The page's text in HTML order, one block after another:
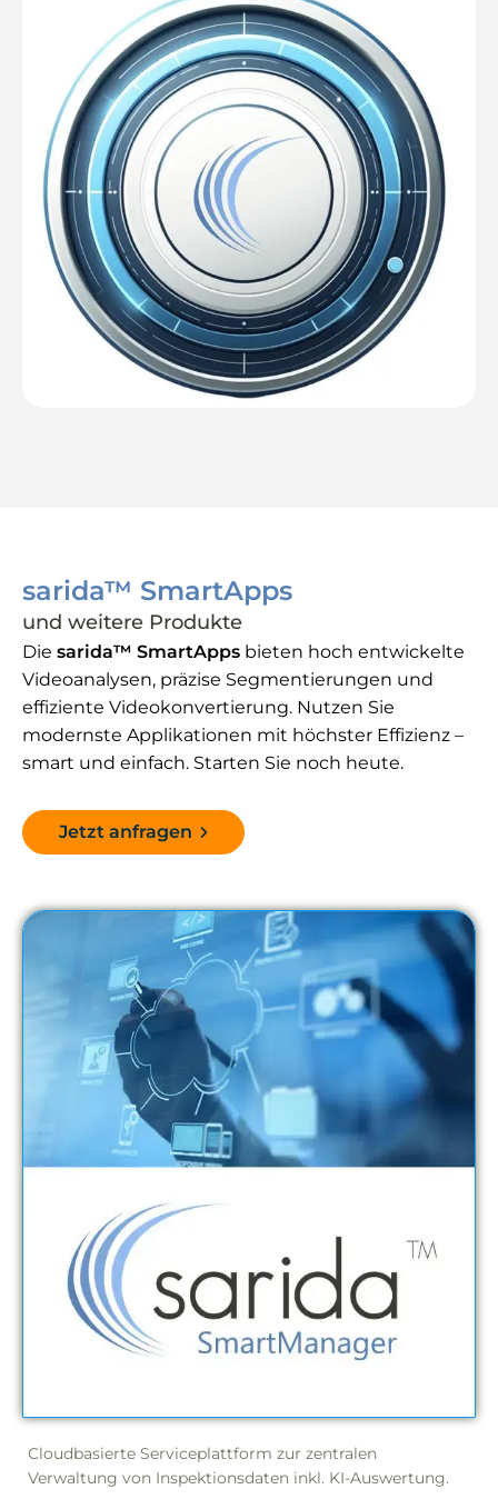
sarida™ SmartApps
und weitere Produkte
Die sarida™ SmartApps bieten hoch entwickelte
Videoanalysen, präzise Segmentierungen und
effiziente Videokonvertierung. Nutzen Sie
modernste Applikationen mit höchster Effizienz –
smart und einfach. Starten Sie noch heute.
Jetzt anfragen
Cloudbasierte Serviceplattform zur zentralen
Verwaltung von Inspektionsdaten inkl. KI-Auswertung.